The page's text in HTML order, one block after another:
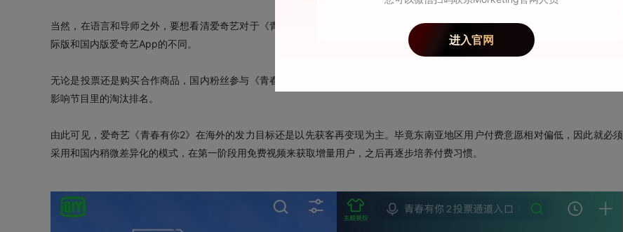
当然，在语言和导师之外，要想看清爱奇艺对于《青春有你2》的海外布局，要对比一下观众参与节目互动投票助力方式的区别及国
际版和国内版爱奇艺App的不同。
无论是投票还是购买合作商品，国内粉丝参与《青春有你2》互动的方式非常多样。而海外粉丝的互动仅限于参与投票，且票数并不
影响节目里的淘汰排名。
由此可见，爱奇艺《青春有你2》在海外的发力目标还是以先获客再变现为主。毕竟东南亚地区用户付费意愿相对偏低，因此就必须
采用和国内稍微差异化的模式，在第一阶段用免费视频来获取增量用户，之后再逐步培养付费习惯。
进入官网